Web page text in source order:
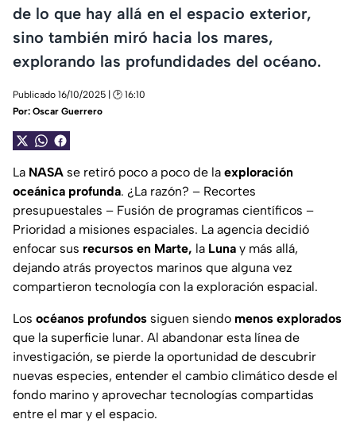
de lo que hay allá en el espacio exterior,
sino también miró hacia los mares,
explorando las profundidades del océano.
Publicado 16/10/2025 | 🕑 16:10
Por: Oscar Guerrero
La NASA se retiró poco a poco de la exploración
oceánica profunda. ¿La razón? – Recortes
presupuestales – Fusión de programas científicos –
Prioridad a misiones espaciales. La agencia decidió
enfocar sus recursos en Marte, la Luna y más allá,
dejando atrás proyectos marinos que alguna vez
compartieron tecnología con la exploración espacial.
Los océanos profundos siguen siendo menos explorados
que la superficie lunar. Al abandonar esta línea de
investigación, se pierde la oportunidad de descubrir
nuevas especies, entender el cambio climático desde el
fondo marino y aprovechar tecnologías compartidas
entre el mar y el espacio.